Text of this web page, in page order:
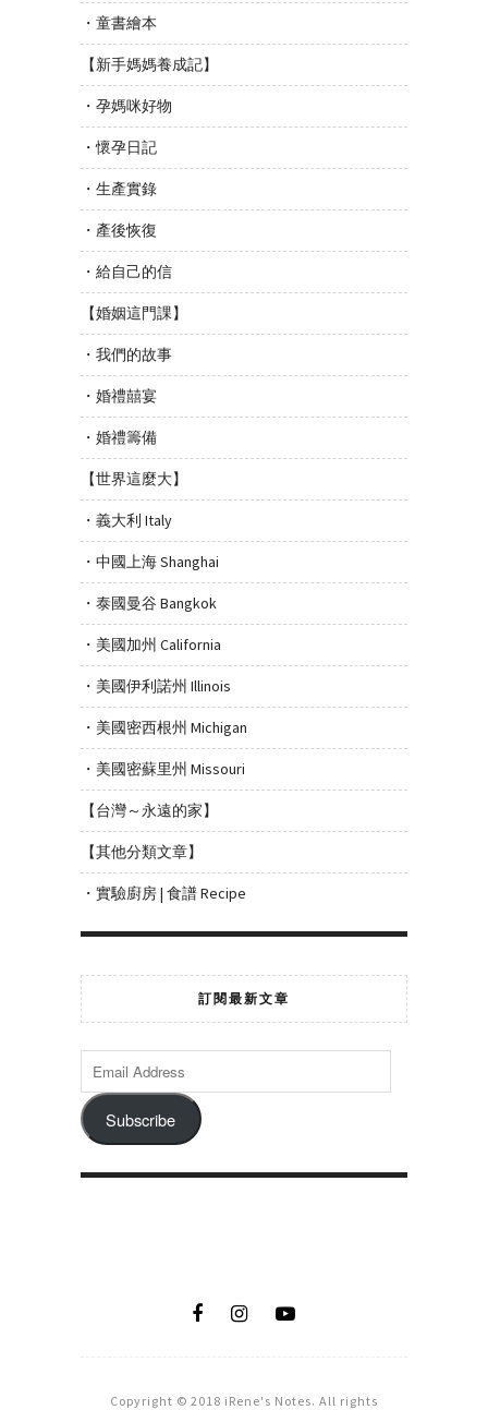
・童書繪本
【新手媽媽養成記】
・孕媽咪好物
・懷孕日記
・生產實錄
・產後恢復
・給自己的信
【婚姻這門課】
・我們的故事
・婚禮囍宴
・婚禮籌備
【世界這麼大】
・義大利 Italy
・中國上海 Shanghai
・泰國曼谷 Bangkok
・美國加州 California
・美國伊利諾州 Illinois
・美國密西根州 Michigan
・美國密蘇里州 Missouri
【台灣～永遠的家】
【其他分類文章】
・實驗廚房 | 食譜 Recipe
訂閱最新文章
Subscribe
Copyright © 2018 iRene's Notes. All rights